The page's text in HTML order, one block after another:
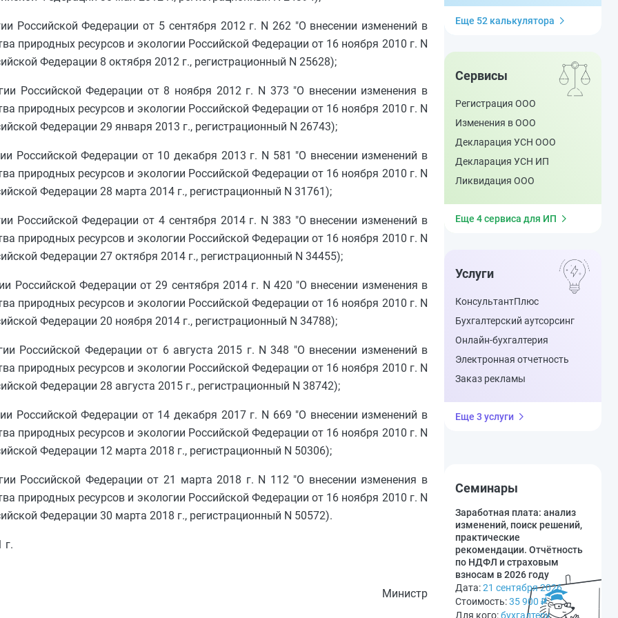
Российской Федерации от 5 сентября 2012 г. N 262 "О внесении изменений в
природных ресурсов и экологии Российской Федерации от 16 ноября 2010 г. N
Федерации 8 октября 2012 г., регистрационный N 25628);
Российской Федерации от 8 ноября 2012 г. N 373 "О внесении изменения в
природных ресурсов и экологии Российской Федерации от 16 ноября 2010 г. N
Федерации 29 января 2013 г., регистрационный N 26743);
Российской Федерации от 10 декабря 2013 г. N 581 "О внесении изменений в
природных ресурсов и экологии Российской Федерации от 16 ноября 2010 г. N
Федерации 28 марта 2014 г., регистрационный N 31761);
Российской Федерации от 4 сентября 2014 г. N 383 "О внесении изменений в
природных ресурсов и экологии Российской Федерации от 16 ноября 2010 г. N
Федерации 27 октября 2014 г., регистрационный N 34455);
Российской Федерации от 29 сентября 2014 г. N 420 "О внесении изменения в
природных ресурсов и экологии Российской Федерации от 16 ноября 2010 г. N
Федерации 20 ноября 2014 г., регистрационный N 34788);
Российской Федерации от 6 августа 2015 г. N 348 "О внесении изменений в
природных ресурсов и экологии Российской Федерации от 16 ноября 2010 г. N
Федерации 28 августа 2015 г., регистрационный N 38742);
Российской Федерации от 14 декабря 2017 г. N 669 "О внесении изменений в
природных ресурсов и экологии Российской Федерации от 16 ноября 2010 г. N
Федерации 12 марта 2018 г., регистрационный N 50306);
Российской Федерации от 21 марта 2018 г. N 112 "О внесении изменения в
природных ресурсов и экологии Российской Федерации от 16 ноября 2010 г. N
Федерации 30 марта 2018 г., регистрационный N 50572).
г.
Министр
Еще 52 калькулятора
Сервисы
Регистрация ООО
Изменения в ООО
Декларация УСН ООО
Декларация УСН ИП
Ликвидация ООО
Еще 4 сервиса для ИП
Услуги
КонсультантПлюс
Бухгалтерский аутсорсинг
Онлайн-бухгалтерия
Электронная отчетность
Заказ рекламы
Еще 3 услуги
Семинары
Заработная плата: анализ
изменений, поиск решений,
практические
рекомендации. Отчётность
по НДФЛ и страховым
взносам в 2026 году
Дата:21 сентября 2026
Стоимость:35 900 ₽
Для кого:бухгалтеру